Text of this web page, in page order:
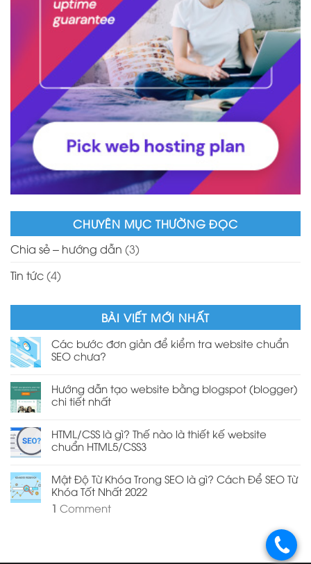
CHUYÊN MỤC THƯỜNG ĐỌC
Chia sẻ – hướng dẫn (3)
Tin tức(4)
BÀI VIẾT MỚI NHẤT
Các bước đơn giản để kiểm tra website chuẩn
SEO chưa?
Hướng dẫn tạo website bằng blogspot (blogger)
chi tiết nhất
HTML/CSS là gì? Thế nào là thiết kế website
chuẩn HTML5/CSS3
Mật Độ Từ Khóa Trong SEO là gì? Cách Để SEO Từ
Khóa Tốt Nhất 2022
1 Comment
.